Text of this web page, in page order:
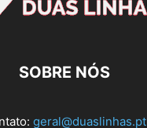
SOBRE NÓS
geral@duaslinhas.pt